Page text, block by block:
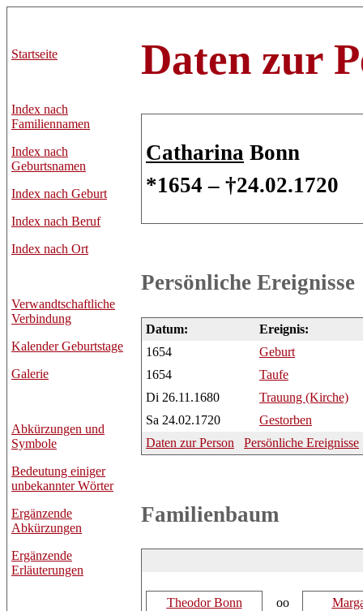
Startseite
Index nach
Familiennamen
Index nach
Geburtsnamen
Index nach Geburt
Index nach Beruf
Index nach Ort
Verwandtschaftliche
Verbindung
Kalender Geburtstage
Galerie
Abkürzungen und
Symbole
Bedeutung einiger
unbekannter Wörter
Ergänzende
Abkürzungen
Ergänzende
Erläuterungen
Daten zur
Catharina Bonn
*1654 – †24.02.1720
Persönliche Ereignisse
Datum:
Ereignis:
1654
Geburt
1654
Taufe
Di 26.11.1680
Trauung (Kirche)
Sa 24.02.1720
Gestorben
Daten zur Person
Persönliche Ereignisse
Familienbaum
TheodorBonn oo